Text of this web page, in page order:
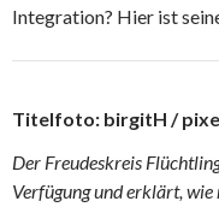
Integration? Hier ist
Titelfoto: birgitH /
Der Freudeskreis
Verfügung und erklärt, wie